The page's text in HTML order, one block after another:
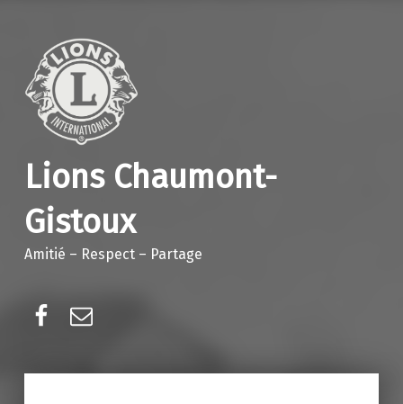
Lions Chaumont-
Gistoux
Amitié – Respect – Partage
Facebook